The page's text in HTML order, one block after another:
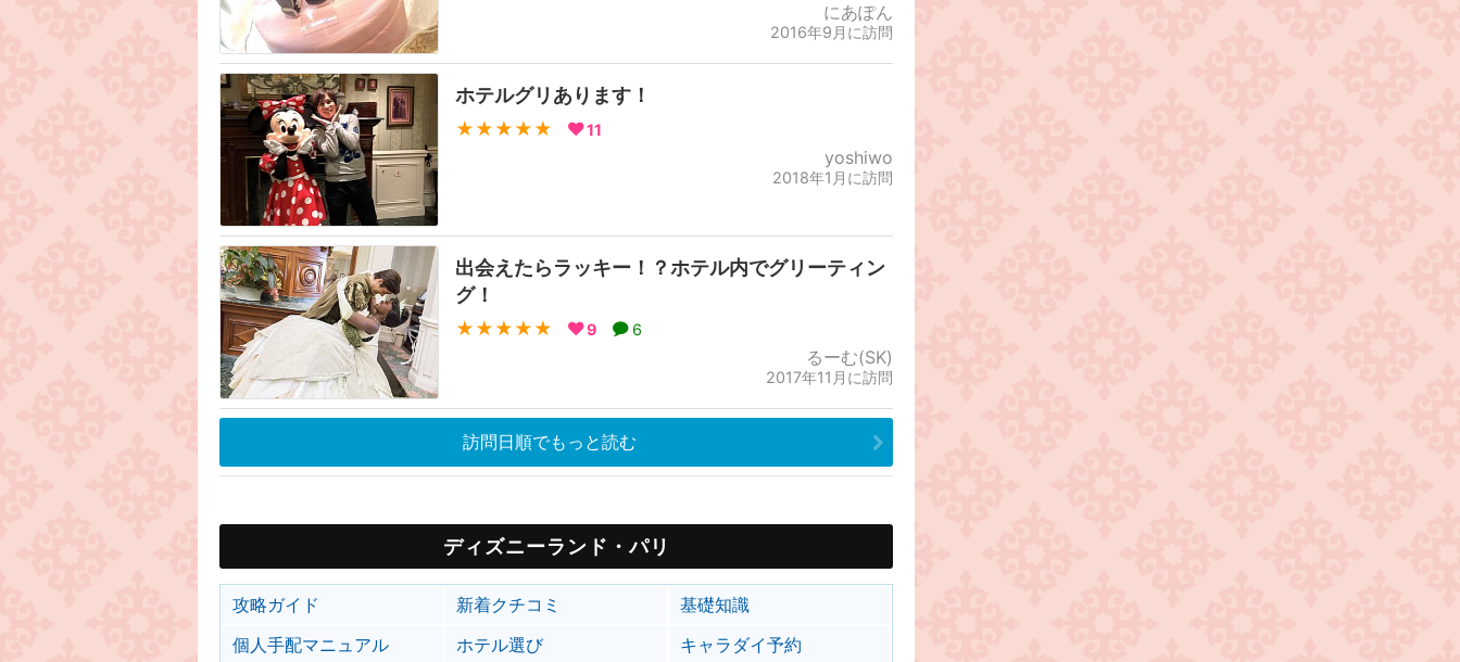
にあぽん
2016年9月に訪問
ホテルグリあります！
★★★★★ 11
yoshiwo
2018年1月に訪問
出会えたらラッキー！？ホテル内でグリーティン
グ！
★★★★★ 9 6
るーむ(SK)
2017年11月に訪問
訪問日順でもっと読む
ディズニーランド・パリ
攻略ガイド 新着クチコミ
基礎知識
個人手配マニュアル
ホテル選び
キャラダイ予約